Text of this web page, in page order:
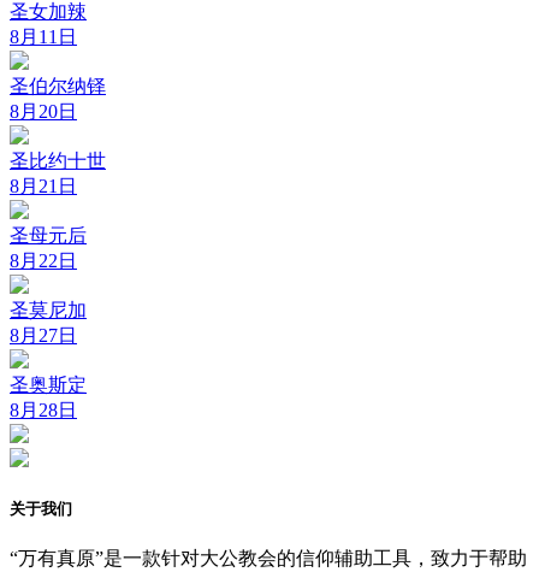
圣女加辣
8月11日
圣伯尔纳铎
8月20日
圣比约十世
8月21日
圣母元后
8月22日
圣莫尼加
8月27日
圣奥斯定
8月28日
关于我们
“万有真原”是一款针对大公教会的信仰辅助工具，致力于帮助